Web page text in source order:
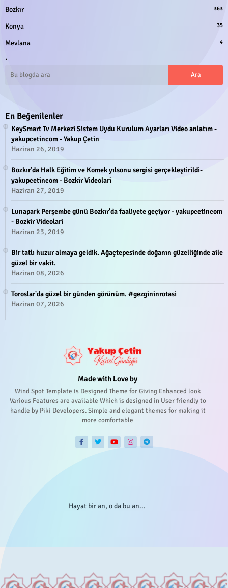
Bozkır 363
Konya 35
Mevlana 4
.
En Beğenilenler
KeySmart Tv Merkezi Sistem Uydu Kurulum Ayarları Video anlatım -
yakupcetincom - Yakup Çetin
Haziran 26, 2019
Bozkır’da Halk Eğitim ve Komek yılsonu sergisi gerçekleştirildi-
yakupcetincom - Bozkir Videolari
Haziran 27, 2019
Lunapark Perşembe günü Bozkır'da faaliyete geçiyor - yakupcetincom
- Bozkir Videolari
Haziran 23, 2019
Bir tatlı huzur almaya geldik. Ağaçtepesinde doğanın güzelliğinde aile
güzel bir vakit.
Haziran 08, 2026
Toroslar'da güzel bir günden görünüm. #gezgininrotasi
Haziran 07, 2026
Made with Love by
Wind Spot Template is Designed Theme for Giving Enhanced look
Various Features are available Which is designed in User friendly to
handle by Piki Developers. Simple and elegant themes for making it
more comfortable
Hayat bir an, o da bu an...